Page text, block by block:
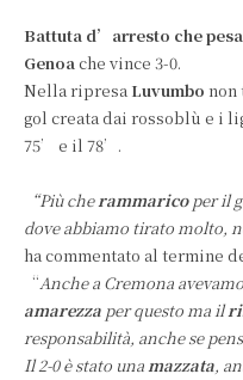
Battuta d’arresto che pesa
Genoache vince 3-0.
Nella ripresa Luvumbo non
gol creata dai rossoblù e i
75’ e il 78’.
“Più cherammaricoper il
dove abbiamo tirato molto,
ha commentato al termine
“Anche a Cremona avevamo
amarezza per questo ma il
responsabilità, anche se
Il 2-0 è stato unamazzata,